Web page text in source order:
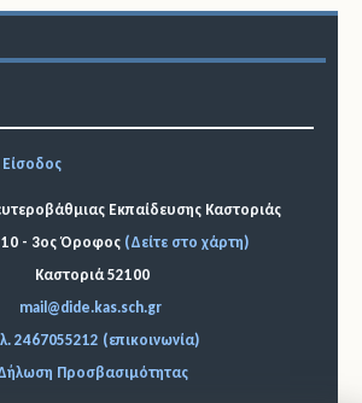
Είσοδος
Εκπαίδευσης Καστοριάς
- 3ος Όροφος (Δείτε στο χάρτη)
Καστοριά 52100
mail@dide.kas.sch.gr
2467055212 (επικοινωνία)
Προσβασιμότητας